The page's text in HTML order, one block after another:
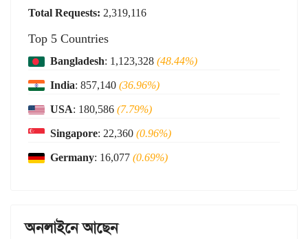
Total Requests: 2,319,116
Top 5 Countries
Bangladesh: 1,123,328(48.44%)
India: 857,140(36.96%)
USA: 180,586(7.79%)
Singapore: 22,360(0.96%)
Germany: 16,077(0.69%)
অনলাইনে আছেন